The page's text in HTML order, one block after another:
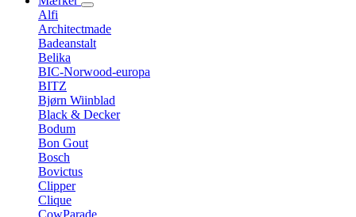
Alfi
Architectmade
Badeanstalt
Belika
BIC-Norwood-europa
BITZ
Bjørn Wiinblad
Black & Decker
Bodum
Bon Gout
Bosch
Bovictus
Clipper
Clique
CowParade